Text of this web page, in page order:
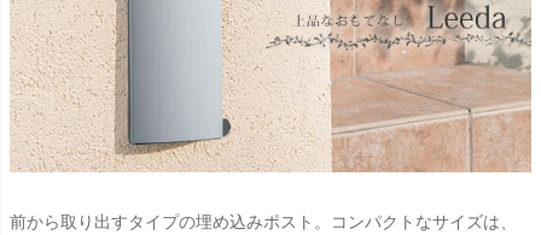
前から取り出すタイプの埋め込みポスト。コンパクトなサイズは、